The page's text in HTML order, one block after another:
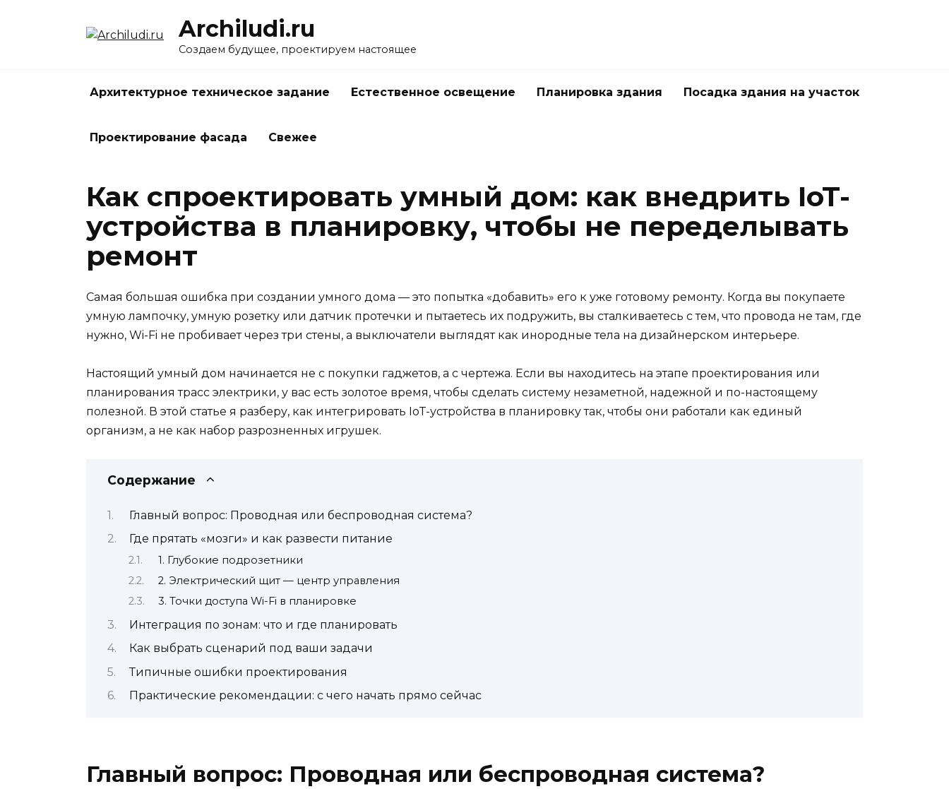
Archiludi.ru
Создаем будущее, проектируем настоящее
Архитектурное техническое задание Естественное освещение Планировка здания Посадка здания на участок
Проектирование фасада Свежее
Как спроектировать умный дом: как внедрить IoT-
устройства в планировку, чтобы не переделывать
ремонт
Самая большая ошибка при создании умного дома — это попытка «добавить» его к уже готовому ремонту. Когда вы покупаете
умную лампочку, умную розетку или датчик протечки и пытаетесь их подружить, вы сталкиваетесь с тем, что провода не там, где
нужно, Wi-Fi не пробивает через три стены, а выключатели выглядят как инородные тела на дизайнерском интерьере.
Настоящий умный дом начинается не с покупки гаджетов, а с чертежа. Если вы находитесь на этапе проектирования или
планирования трасс электрики, у вас есть золотое время, чтобы сделать систему незаметной, надежной и по-настоящему
полезной. В этой статье я разберу, как интегрировать IoT-устройства в планировку так, чтобы они работали как единый
организм, а не как набор разрозненных игрушек.
Содержание
Главный вопрос: Проводная или беспроводная система?
Где прятать «мозги» и как развести питание
1. Глубокие подрозетники
2. Электрический щит — центр управления
3. Точки доступа Wi-Fi в планировке
Интеграция по зонам: что и где планировать
Как выбрать сценарий под ваши задачи
Типичные ошибки проектирования
Практические рекомендации: с чего начать прямо сейчас
Главный вопрос: Проводная или беспроводная система?